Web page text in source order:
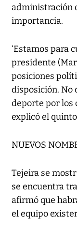
administración
importancia.
‘Estamos para
presidente
posiciones
disposición. No
deporte por los
explicó el
NUEVOS
Tejeira se
se encuentra
afirmó que
el equipo